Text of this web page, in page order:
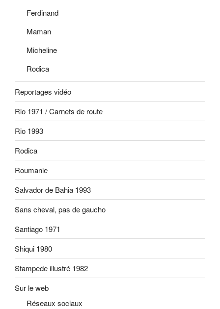
Ferdinand
Maman
Micheline
Rodica
Reportages vidéo
Rio 1971 / Carnets de route
Rio 1993
Rodica
Roumanie
Salvador de Bahia 1993
Sans cheval, pas de gaucho
Santiago 1971
Shiqui 1980
Stampede illustré 1982
Sur le web
Réseaux sociaux